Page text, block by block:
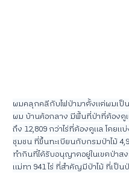
ผมคลุกคลีกับไฟป่ามาตั้งแต่ผมเป็
ผม บ้านค้อกลาง มีพื้นที่ป่าที่ต้องดู
ถึง 12,809 กว่าไร่ที่ต้องดูแล โดยแ
ชุมชน ที่ขึ้นทะเบียนกับกรมป่าไม้
ทำกินที่ได้รับอนุญาตอยู่ในเขตป่าส
แม่ทา 941 ไร่ ที่สำคัญมีป่าไม้ ที่เป็น